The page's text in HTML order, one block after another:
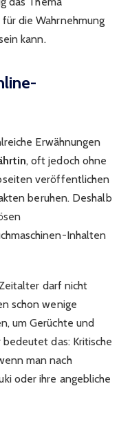
die Wahrnehmung
kann.
Erwähnungen
, oft jedoch ohne
veröffentlichen
beruhen. Deshalb
Inhalten
darf nicht
schon wenige
um Gerüchte und
das: Kritische
man nach
oder ihre angebliche